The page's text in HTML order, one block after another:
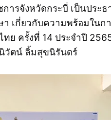
รจังหวัดกระบี่ เป็นประธ
เกี่ยวกับความพร้อมในก
ย ครั้งที่ 14 ประจำปี
วัตน์ ลิ้มสุขนิรันดร์